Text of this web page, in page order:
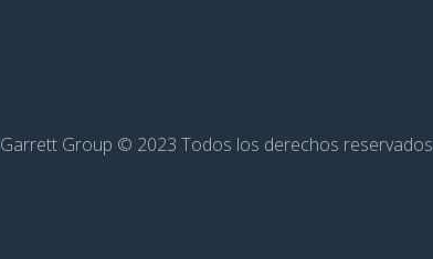
Garrett Group © 2023 Todos los derechos reservados